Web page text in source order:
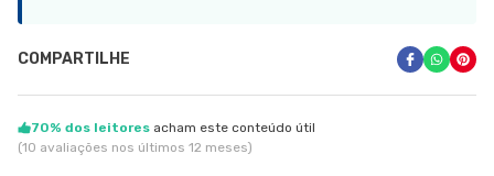
COMPARTILHE
70% dos leitores acham este conteúdo útil
(10 avaliações nos últimos 12 meses)